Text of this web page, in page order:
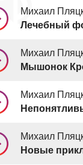
Михаил
Лечебный
Михаил
Мышонок
Михаил
Михаил
Новые